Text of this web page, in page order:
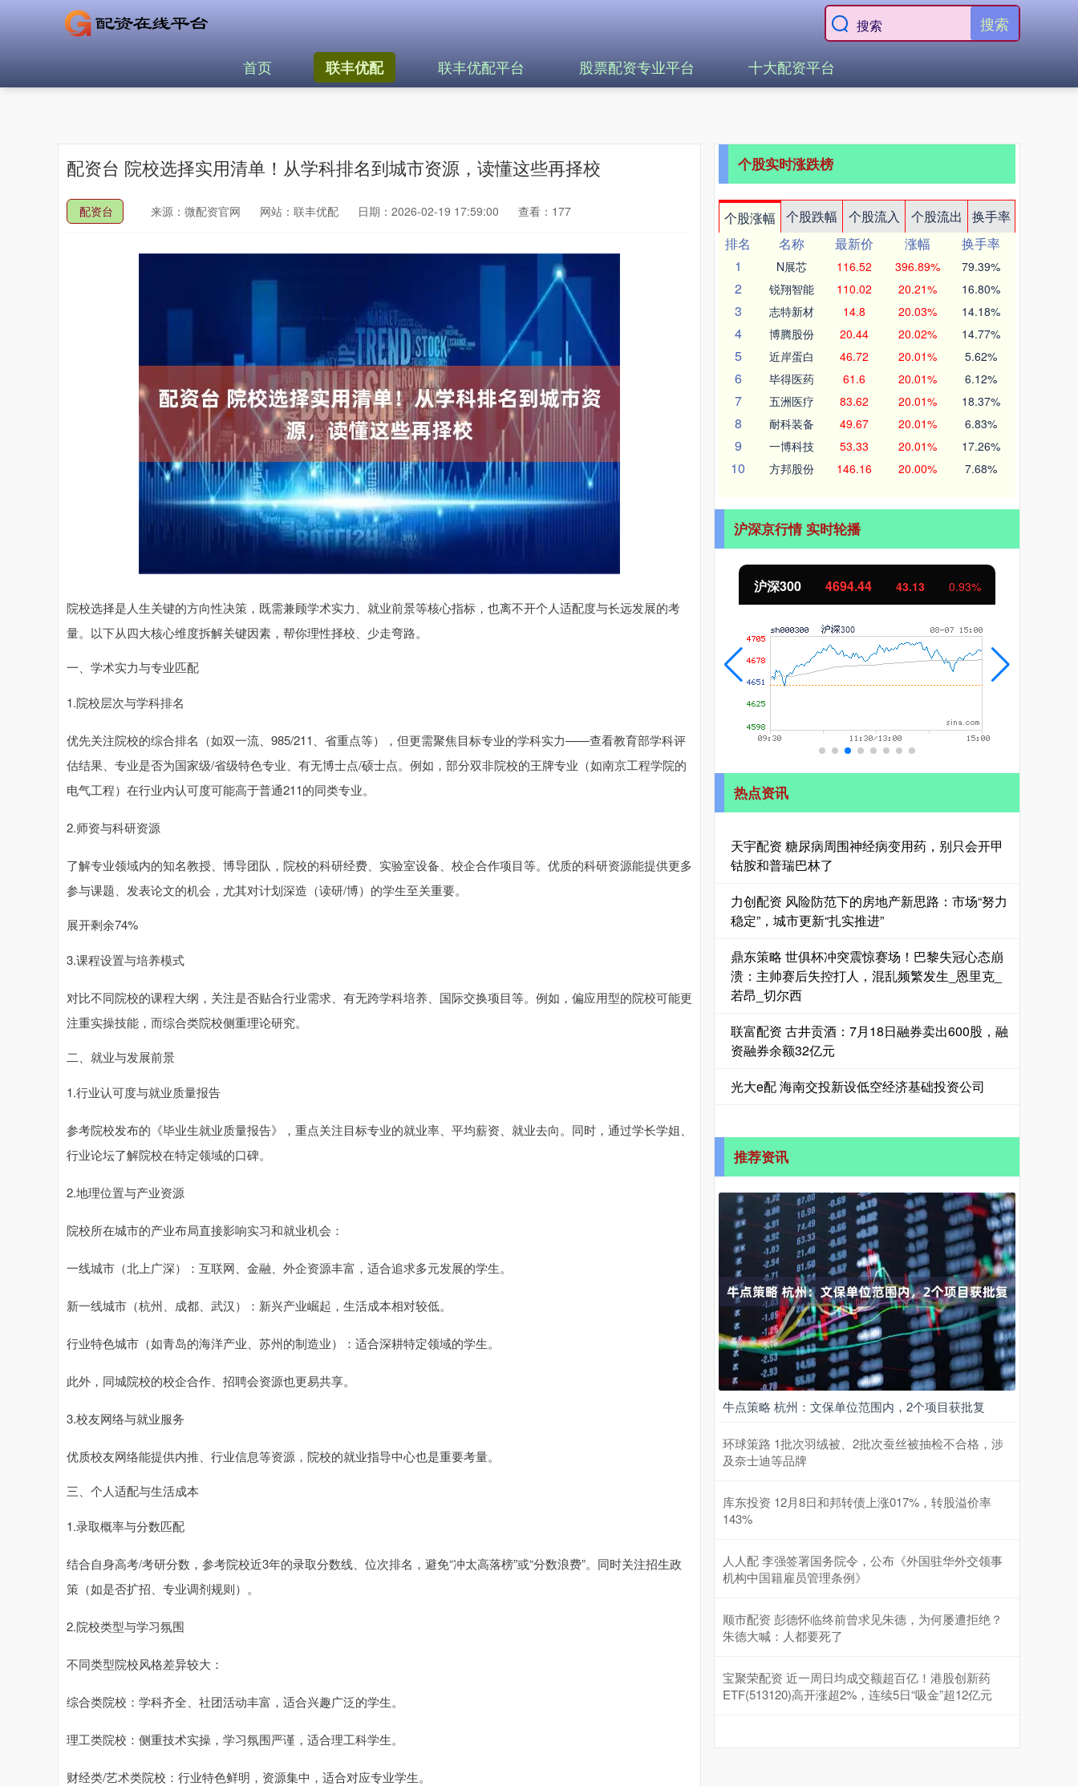
搜索
首页 联丰优配 联丰优配平台 股票配资专业平台 十大配资平台
配资台 院校选择实用清单！从学科排名到城市资源，读懂这些再择校
配资台 来源：微配资官网 网站：联丰优配 日期：2026-02-19 17:59:00 查看：177
院校选择是人生关键的方向性决策，既需兼顾学术实力、就业前景等核心指标，也离不开个人适配度与长远发展的考
量。以下从四大核心维度拆解关键因素，帮你理性择校、少走弯路。
一、学术实力与专业匹配
1.院校层次与学科排名
优先关注院校的综合排名（如双一流、985/211、省重点等），但更需聚焦目标专业的学科实力——查看教育部学科评
估结果、专业是否为国家级/省级特色专业、有无博士点/硕士点。例如，部分双非院校的王牌专业（如南京工程学院的
电气工程）在行业内认可度可能高于普通211的同类专业。
2.师资与科研资源
了解专业领域内的知名教授、博导团队，院校的科研经费、实验室设备、校企合作项目等。优质的科研资源能提供更多
参与课题、发表论文的机会，尤其对计划深造（读研/博）的学生至关重要。
展开剩余74%
3.课程设置与培养模式
对比不同院校的课程大纲，关注是否贴合行业需求、有无跨学科培养、国际交换项目等。例如，偏应用型的院校可能更
注重实操技能，而综合类院校侧重理论研究。
二、就业与发展前景
1.行业认可度与就业质量报告
参考院校发布的《毕业生就业质量报告》，重点关注目标专业的就业率、平均薪资、就业去向。同时，通过学长学姐、
行业论坛了解院校在特定领域的口碑。
2.地理位置与产业资源
院校所在城市的产业布局直接影响实习和就业机会：
一线城市（北上广深）：互联网、金融、外企资源丰富，适合追求多元发展的学生。
新一线城市（杭州、成都、武汉）：新兴产业崛起，生活成本相对较低。
行业特色城市（如青岛的海洋产业、苏州的制造业）：适合深耕特定领域的学生。
此外，同城院校的校企合作、招聘会资源也更易共享。
3.校友网络与就业服务
优质校友网络能提供内推、行业信息等资源，院校的就业指导中心也是重要考量。
三、个人适配与生活成本
1.录取概率与分数匹配
结合自身高考/考研分数，参考院校近3年的录取分数线、位次排名，避免“冲太高落榜”或“分数浪费”。同时关注招生政
策（如是否扩招、专业调剂规则）。
2.院校类型与学习氛围
不同类型院校风格差异较大：
综合类院校：学科齐全、社团活动丰富，适合兴趣广泛的学生。
理工类院校：侧重技术实操，学习氛围严谨，适合理工科学生。
财经类/艺术类院校：行业特色鲜明，资源集中，适合对应专业学生。
个股实时涨跌榜
个股涨幅 个股跌幅 个股流入 个股流出
换手率
排名
名称 最新价 涨幅
换手率
1
N展芯 116.52 396.89% 79.39%
2 锐翔智能 110.02 20.21% 16.80%
3 志特新材 14.8 20.03% 14.18%
4 博腾股份 20.44 20.02% 14.77%
5 近岸蛋白 46.72 20.01% 5.62%
6 毕得医药 61.6 20.01% 6.12%
7 五洲医疗 83.62 20.01% 18.37%
8 耐科装备 49.67 20.01% 6.83%
9 一博科技 53.33 20.01% 17.26%
10 方邦股份 146.16 20.00% 7.68%
沪深京行情 实时轮播
北证50 1134.24 11.37 1.01%
热点资讯
天宇配资 糖尿病周围神经病变用药，别只会开甲
钴胺和普瑞巴林了
力创配资 风险防范下的房地产新思路：市场“努力
稳定”，城市更新“扎实推进”
鼎东策略 世俱杯冲突震惊赛场！巴黎失冠心态崩
溃：主帅赛后失控打人，混乱频繁发生_恩里克_
若昂_切尔西
联富配资 古井贡酒：7月18日融券卖出600股，融
资融券余额32亿元
光大e配 海南交投新设低空经济基础投资公司
推荐资讯
牛点策略 杭州：文保单位范围内，2个项目获批复
环球策路 1批次羽绒被、2批次蚕丝被抽检不合格，涉
及奈士迪等品牌
库东投资 12月8日和邦转债上涨017%，转股溢价率
143%
人人配 李强签署国务院令，公布《外国驻华外交领事
机构中国籍雇员管理条例》
顺市配资 彭德怀临终前曾求见朱德，为何屡遭拒绝？
朱德大喊：人都要死了
宝聚荣配资 近一周日均成交额超百亿！港股创新药
ETF(513120)高开涨超2%，连续5日“吸金”超12亿元